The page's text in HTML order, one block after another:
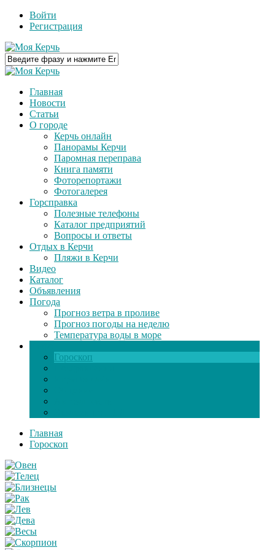
Войти
Регистрация
Главная
Новости
Статьи
О городе
Керчь онлайн
Панорамы Керчи
Паромная переправа
Книга памяти
Фоторепортажи
Фотогалерея
Горсправка
Полезные телефоны
Каталог предприятий
Вопросы и ответы
Отдых в Керчи
Пляжи в Керчи
Видео
Каталог
Объявления
Погода
Прогноз ветра в проливе
Прогноз погоды на неделю
Температура воды в море
Гороскоп
Главная
Гороскоп